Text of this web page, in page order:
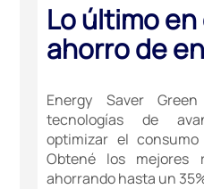
Lo último
ahorro de
Energy Saver
tecnologías de
optimizar el
Obtené los mejores
ahorrando hasta un